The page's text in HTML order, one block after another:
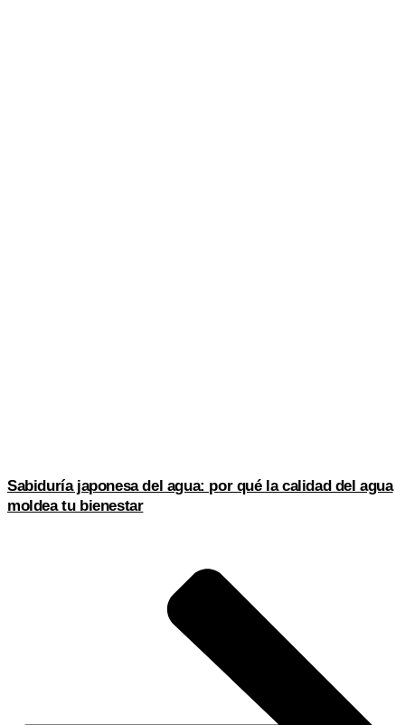
Sabiduría japonesa del agua: por qué la calidad del agua
moldea tu bienestar